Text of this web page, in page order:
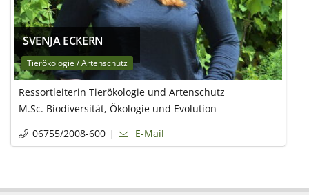
SVENJA ECKERN
Tierökologie / Artenschutz
Ressortleiterin Tierökologie und Artenschutz
M.Sc. Biodiversität, Ökologie und Evolution
06755/2008-600
E-Mail